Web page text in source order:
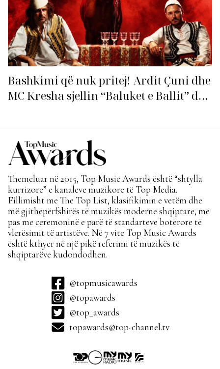
Bashkimi që nuk pritej! Ardit Çuni dhe
MC Kresha sjellin “Baluket e Ballit” dhe
Themeluar në 2015, Top Music Awards është “shtylla
kurrizore” e kanaleve muzikore të Top Media.
Fillimisht me The Top List, klasifikimin e vetëm dhe
më gjithëpërfshirës të muzikës moderne shqiptare, më
pas me ceremoninë e parë të standarteve botërore të
vlerësimit të artistëve. Në 7 vite Top Music Awards
është kthyer në një pikë referimi të muzikës të
shqiptarëve kudondodhen.
@topmusicawards
@topawards
@top_awards
topawards@top-channel.tv